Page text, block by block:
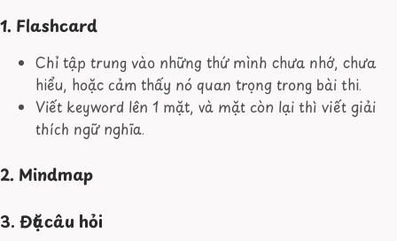
1. Flashcard
Chỉ tập trung vào những thứ mình chưa nhớ, chưa
hiểu, hoặc cảm thấy nó quan trọng trong bài thi.
Viết keyword lên 1 mặt, và mặt còn lại thì viết giải
thích ngữ nghĩa.
2. Mindmap
3. Đặt câu hỏi